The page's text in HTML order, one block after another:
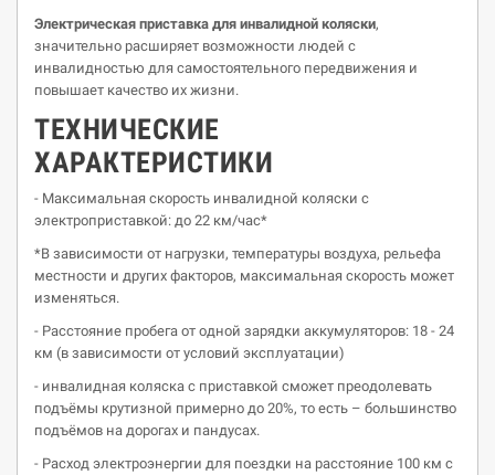
Электрическая приставка для инвалидной коляски,
значительно расширяет возможности людей с
инвалидностью для самостоятельного передвижения и
повышает качество их жизни.
ТЕХНИЧЕСКИЕ
ХАРАКТЕРИСТИКИ
- Максимальная скорость инвалидной коляски с
электроприставкой: до 22 км/час*
*В зависимости от нагрузки, температуры воздуха, рельефа
местности и других факторов, максимальная скорость может
изменяться.
- Расстояние пробега от одной зарядки аккумуляторов: 18 - 24
км (в зависимости от условий эксплуатации)
- инвалидная коляска с приставкой сможет преодолевать
подъёмы крутизной примерно до 20%, то есть – большинство
подъёмов на дорогах и пандусах.
- Расход электроэнергии для поездки на расстояние 100 км с